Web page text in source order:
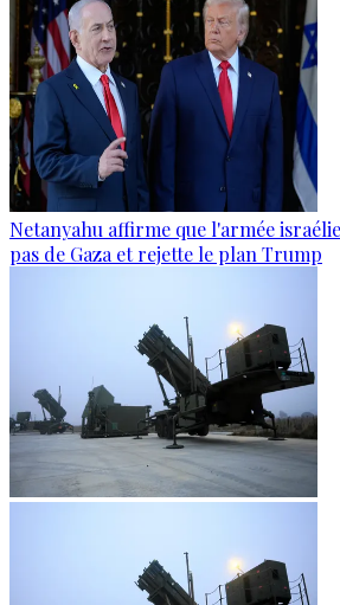
Netanyahu affirme que l'armée
pas de Gaza et rejette le plan Trump